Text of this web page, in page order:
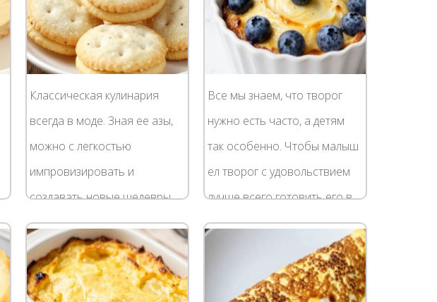
Классическая кулинария
всегда в моде. Зная ее азы,
можно с легкостью
импровизировать и
создавать новые шедевры.
Например, классический
рецепт омлета для ребенка.
Он готовится всегда по...
Все мы знаем, что творог
нужно есть часто, а детям
так особенно. Чтобы малыш
ел творог с удовольствием
лучше всего готовить его в
запеканке: и вкусно, и
несложно. Идеальный...